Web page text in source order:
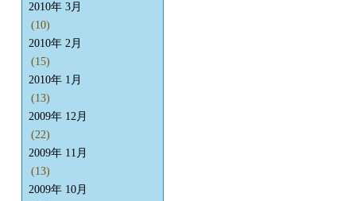
2010年 3月
(10)
2010年 2月
(15)
2010年 1月
(13)
2009年 12月
(22)
2009年 11月
(13)
2009年 10月